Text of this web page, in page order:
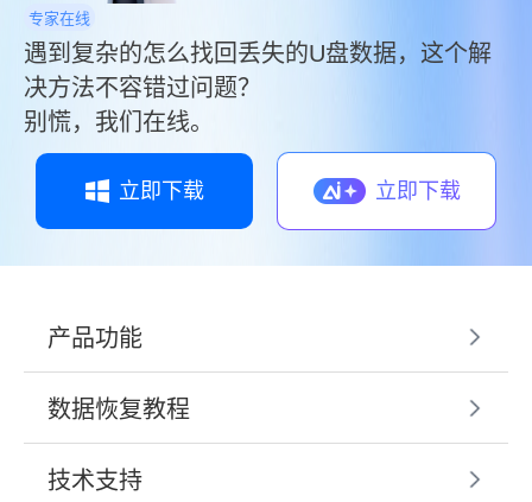
专家在线
遇到复杂的怎么找回丢失的U盘数据，这个解
决方法不容错过问题？
别慌，我们在线。
立即下载 立即下载
产品功能
数据恢复教程
技术支持